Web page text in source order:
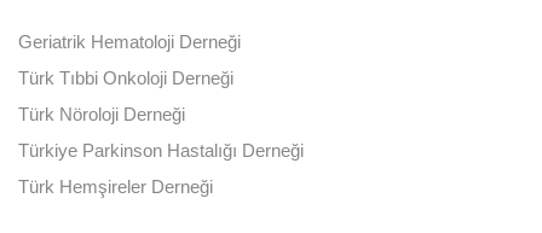
Geriatrik Hematoloji Derneği
Türk Tıbbi Onkoloji Derneği
Türk Nöroloji Derneği
Türkiye Parkinson Hastalığı Derneği
Türk Hemşireler Derneği